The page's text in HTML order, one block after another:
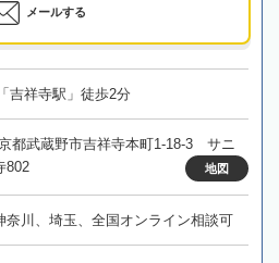
メールする
吉祥寺駅」徒歩2分
都武蔵野市吉祥寺本町1-18-3 サニ
802
地図
奈川、埼玉、全国オンライン相談可